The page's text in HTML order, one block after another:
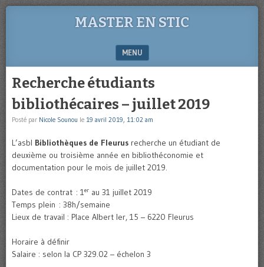
MASTER EN STIC
MENU
Recherche étudiants
bibliothécaires – juillet 2019
Posté par Nicole Sounou le 19 avril 2019, 11:02 am
L’asbl Bibliothèques de Fleurus recherche un étudiant de
deuxième ou troisième année en bibliothéconomie et
documentation pour le mois de juillet 2019.
Dates de contrat : 1er au 31 juillet 2019
Temps plein : 38h/semaine
Lieux de travail : Place Albert Ier, 15 – 6220 Fleurus
Horaire à définir
Salaire : selon la CP 329.02 – échelon 3